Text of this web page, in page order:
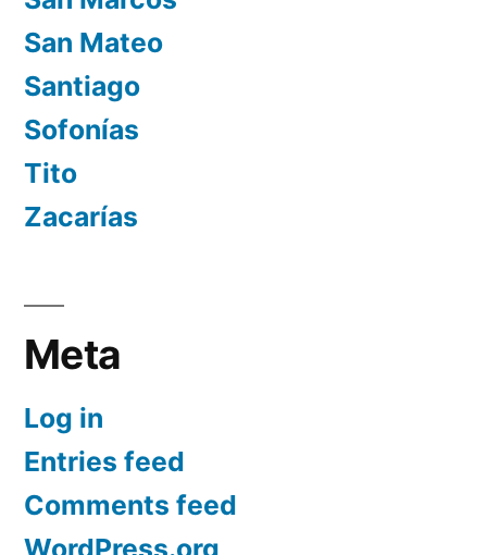
San Mateo
Santiago
Sofonías
Tito
Zacarías
Meta
Log in
Entries feed
Comments feed
WordPress.org